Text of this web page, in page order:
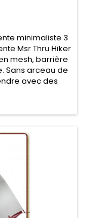
minimaliste 3
Msr Thru Hiker
mesh, barrière
Sans arceau de
avec des